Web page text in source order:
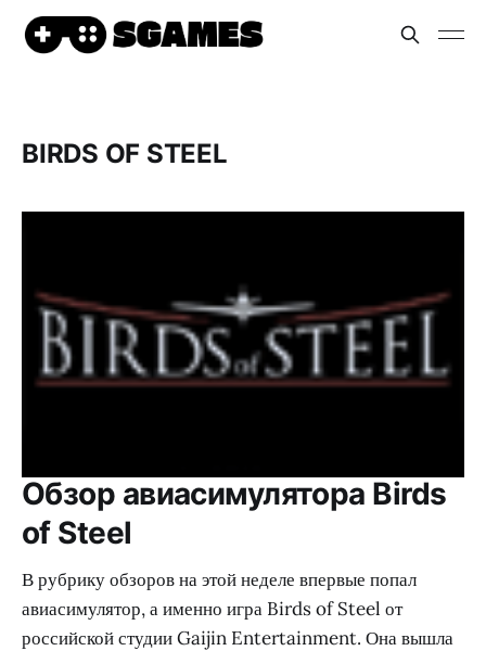
BIRDS OF STEEL
Обзор авиасимулятора Birds
of Steel
В рубрику обзоров на этой неделе впервые попал
авиасимулятор, а именно игра Birds of Steel от
российской студии Gaijin Entertainment. Она вышла